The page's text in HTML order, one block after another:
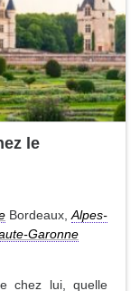
le
Bordeaux, Alpes-
Garonne
chez lui, quelle